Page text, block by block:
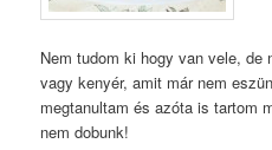
Nem tudom ki hogy van vele, de
vagy kenyér, amit már nem
megtanultam és azóta is tartom
nem dobunk!